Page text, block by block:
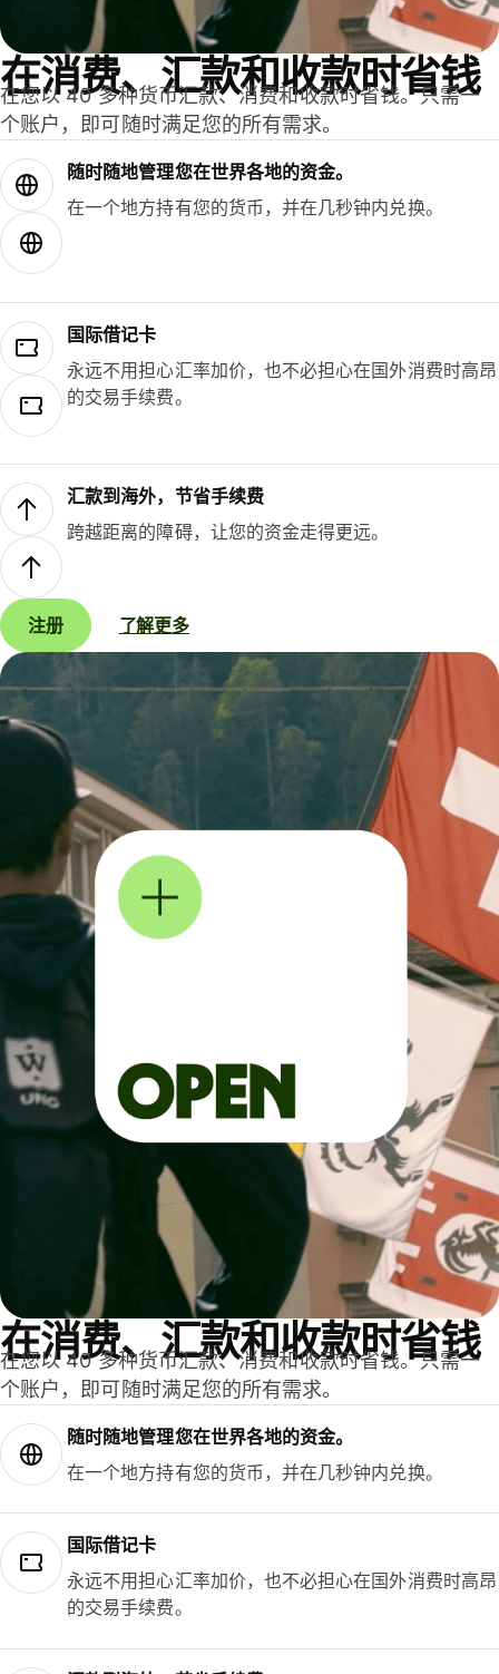
在消费、汇款和收款时省钱
在您以 40 多种货币汇款、消费和收款时省钱。只需一
个账户，即可随时满足您的所有需求。
随时随地管理您在世界各地的资金。
在一个地方持有您的货币，并在几秒钟内兑换。
国际借记卡
永远不用担心汇率加价，也不必担心在国外消费时高昂
的交易手续费。
汇款到海外，节省手续费
跨越距离的障碍，让您的资金走得更远。
注册 了解更多
在消费、汇款和收款时省钱
在您以 40 多种货币汇款、消费和收款时省钱。只需一
个账户，即可随时满足您的所有需求。
随时随地管理您在世界各地的资金。
在一个地方持有您的货币，并在几秒钟内兑换。
国际借记卡
永远不用担心汇率加价，也不必担心在国外消费时高昂
的交易手续费。